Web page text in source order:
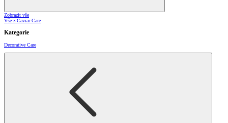
Zobrazit vše
Vše z Caviar Care
Kategorie
Decorative Care